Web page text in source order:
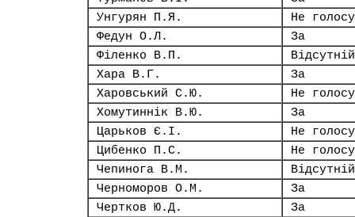
Унгурян П.Я.
Не
Федун О.Л.
За
Філенко В.П.
Відсутній
Хара В.Г.
За
Харовський С.Ю.
Не
Хомутиннік В.Ю.
За
Царьков Є.І.
Не
Цибенко П.С.
Не
Чепинога В.М.
Відсутній
Черноморов О.М.
За
Чертков Ю.Д.
За